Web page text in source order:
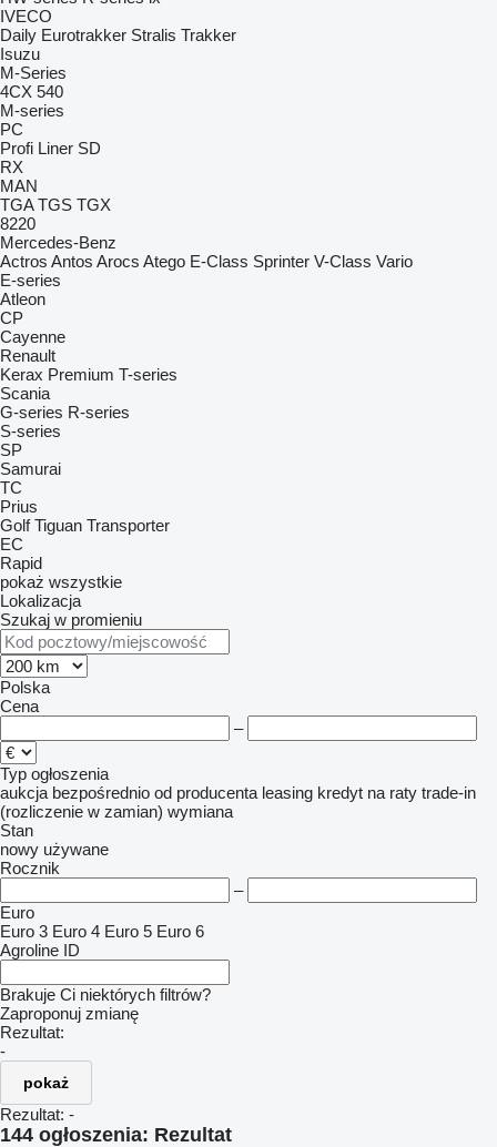
IVECO
Daily Eurotrakker Stralis Trakker
Isuzu
M-Series
4CX 540
M-series
PC
Profi Liner SD
RX
MAN
TGA TGS TGX
8220
Mercedes-Benz
Actros Antos Arocs Atego E-Class Sprinter V-Class Vario
E-series
Atleon
CP
Cayenne
Renault
Kerax Premium T-series
Scania
G-series R-series
S-series
SP
Samurai
TC
Prius
Golf Tiguan Transporter
EC
Rapid
pokaż wszystkie
Lokalizacja
Szukaj w promieniu
Polska
Cena
–
Typ ogłoszenia
aukcja bezpośrednio od producenta leasing kredyt na raty trade-in
(rozliczenie w zamian) wymiana
Stan
nowy używane
Rocznik
–
Euro
Euro 3 Euro 4 Euro 5 Euro 6
Agroline ID
Brakuje Ci niektórych filtrów?
Zaproponuj zmianę
Rezultat:
-
pokaż
Rezultat: -
144 ogłoszenia: Rezultat